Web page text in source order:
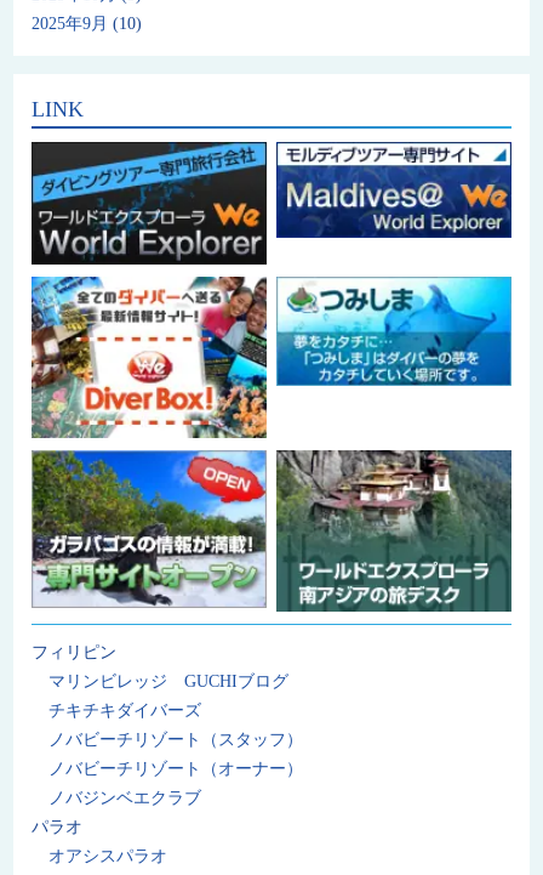
2025年9月 (10)
LINK
フィリピン
マリンビレッジ GUCHIブログ
チキチキダイバーズ
ノバビーチリゾート（スタッフ）
ノバビーチリゾート（オーナー）
ノバジンベエクラブ
パラオ
オアシスパラオ